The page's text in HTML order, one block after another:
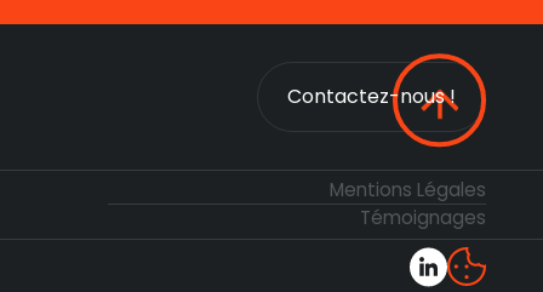
Contactez-nous !
Contactez-nous !
Mentions Légales
Témoignages